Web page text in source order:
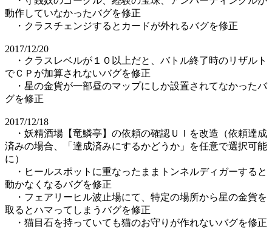
動作していなかったバグを修正
・クラスチェンジするとカードが外れるバグを修正
2017/12/20
・クラスレベルが１０以上だと、バトル終了時のリザルト
でＣＰが加算されないバグを修正
・星の金貨が一部昼のマップにしか設置されてなかったバ
グを修正
2017/12/18
・妖精酒場【竜鱗亭】の依頼の確認ＵＩを改造（依頼達成
済みの場合、「達成済みにするかどうか」を任意で選択可能
に）
・ヒールスポットに重なったままトンネルディガーすると
動かなくなるバグを修正
・フェアリーヒル波止場にて、特定の場所から星の金貨を
取るとハマってしまうバグを修正
・猫目石を持っていても猫のお守りが作れないバグを修正